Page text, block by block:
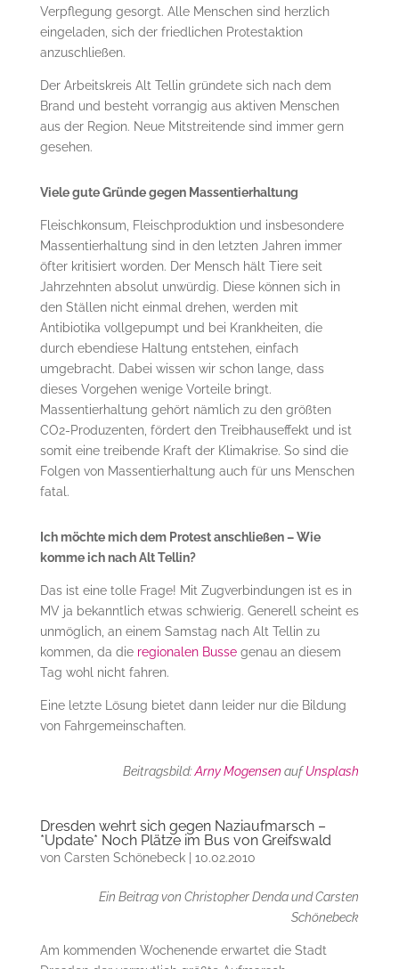
Verpflegung gesorgt. Alle Menschen sind herzlich
eingeladen, sich der friedlichen Protestaktion
anzuschließen.
Der Arbeitskreis Alt Tellin gründete sich nach dem
Brand und besteht vorrangig aus aktiven Menschen
aus der Region. Neue Mitstreitende sind immer gern
gesehen.
Viele gute Gründe gegen Massentierhaltung
Fleischkonsum, Fleischproduktion und insbesondere
Massentierhaltung sind in den letzten Jahren immer
öfter kritisiert worden. Der Mensch hält Tiere seit
Jahrzehnten absolut unwürdig. Diese können sich in
den Ställen nicht einmal drehen, werden mit
Antibiotika vollgepumpt und bei Krankheiten, die
durch ebendiese Haltung entstehen, einfach
umgebracht. Dabei wissen wir schon lange, dass
dieses Vorgehen wenige Vorteile bringt.
Massentierhaltung gehört nämlich zu den größten
CO2-Produzenten, fördert den Treibhauseffekt und ist
somit eine treibende Kraft der Klimakrise. So sind die
Folgen von Massentierhaltung auch für uns Menschen
fatal.
Ich möchte mich dem Protest anschließen – Wie
komme ich nach Alt Tellin?
Das ist eine tolle Frage! Mit Zugverbindungen ist es in
MV ja bekanntlich etwas schwierig. Generell scheint es
unmöglich, an einem Samstag nach Alt Tellin zu
kommen, da die regionalen Bussegenau an diesem
Tag wohl nicht fahren.
Eine letzte Lösung bietet dann leider nur die Bildung
von Fahrgemeinschaften.
Beitragsbild:Arny Mogensen aufUnsplash
Dresden wehrt sich gegen Naziaufmarsch –
*Update* Noch Plätze im Bus von Greifswald
von Carsten Schönebeck| 10.02.2010
Ein Beitrag von Christopher Denda und Carsten
Schönebeck
Am kommenden Wochenende erwartet die Stadt